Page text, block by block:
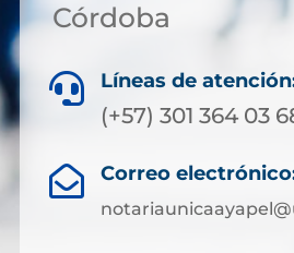
Córdoba
 Líneas de
(+57) 301 364 03
 Correo